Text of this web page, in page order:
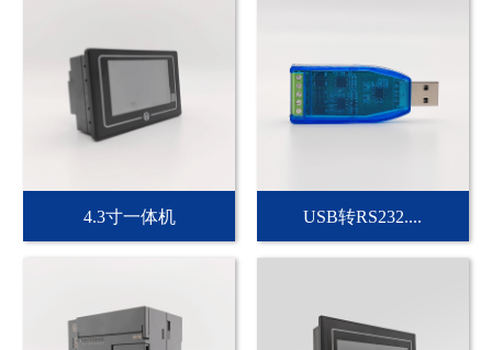
4.3寸一体机 USB转RS232....